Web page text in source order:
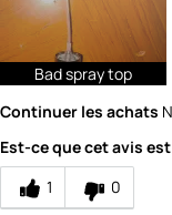
Bad spray top
Continuer les achats
Est-ce que cet avis
1
0